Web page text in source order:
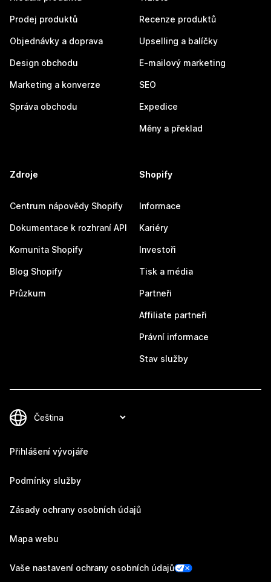
Prodej produktů
Objednávky a doprava
Design obchodu
Marketing a konverze
Správa obchodu
Recenze produktů
Upselling a balíčky
E-mailový marketing
SEO
Expedice
Měny a překlad
Zdroje
Centrum nápovědy Shopify
Dokumentace k rozhraní API
Komunita Shopify
Blog Shopify
Průzkum
Shopify
Informace
Kariéry
Investoři
Tisk a média
Partneři
Affiliate partneři
Právní informace
Stav služby
Přihlášení vývojáře
Podmínky služby
Zásady ochrany osobních údajů
Mapa webu
Vaše nastavení ochrany osobních údajů